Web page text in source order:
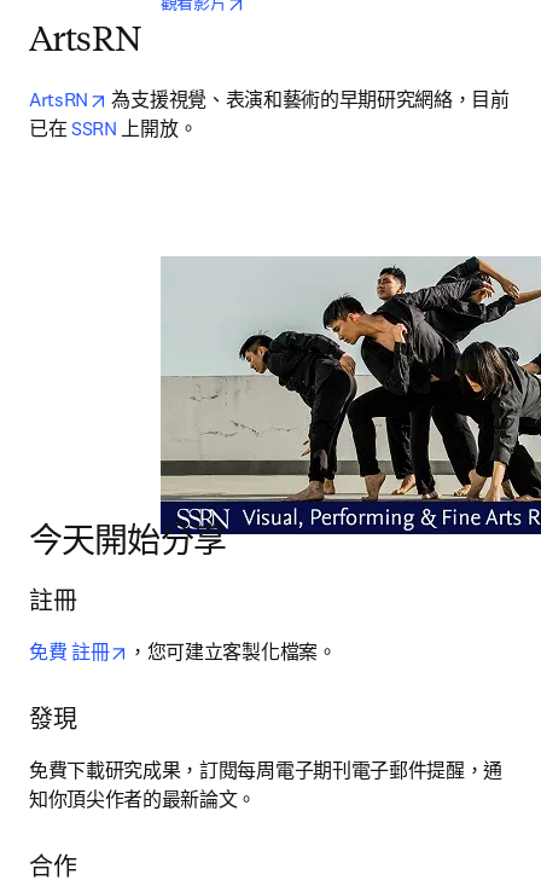
ArtsRN
ArtsRN opens in new tab/window
為支援視覺、表演和藝術的早期研究網絡，目前
已在 SSRN 上開放。
今天開始分享
註冊
免費 註冊 opens in new tab/window
，您可建立客製化檔案。
發現
免費下載研究成果，訂閱每周電子期刊電子郵件提醒，通
知你頂尖作者的最新論文。
合作